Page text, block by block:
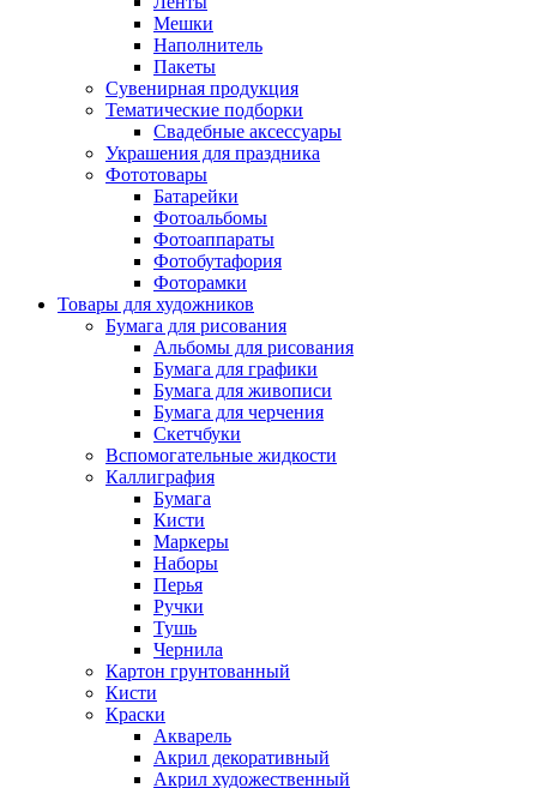
Мешки
Наполнитель
Пакеты
Сувенирная продукция
Тематические подборки
Свадебные аксессуары
Украшения для праздника
Фототовары
Батарейки
Фотоальбомы
Фотоаппараты
Фотобутафория
Фоторамки
Товары для художников
Бумага для рисования
Альбомы для рисования
Бумага для графики
Бумага для живописи
Бумага для черчения
Скетчбуки
Вспомогательные жидкости
Каллиграфия
Бумага
Кисти
Маркеры
Наборы
Перья
Ручки
Тушь
Чернила
Картон грунтованный
Кисти
Краски
Акварель
Акрил декоративный
Акрил художественный